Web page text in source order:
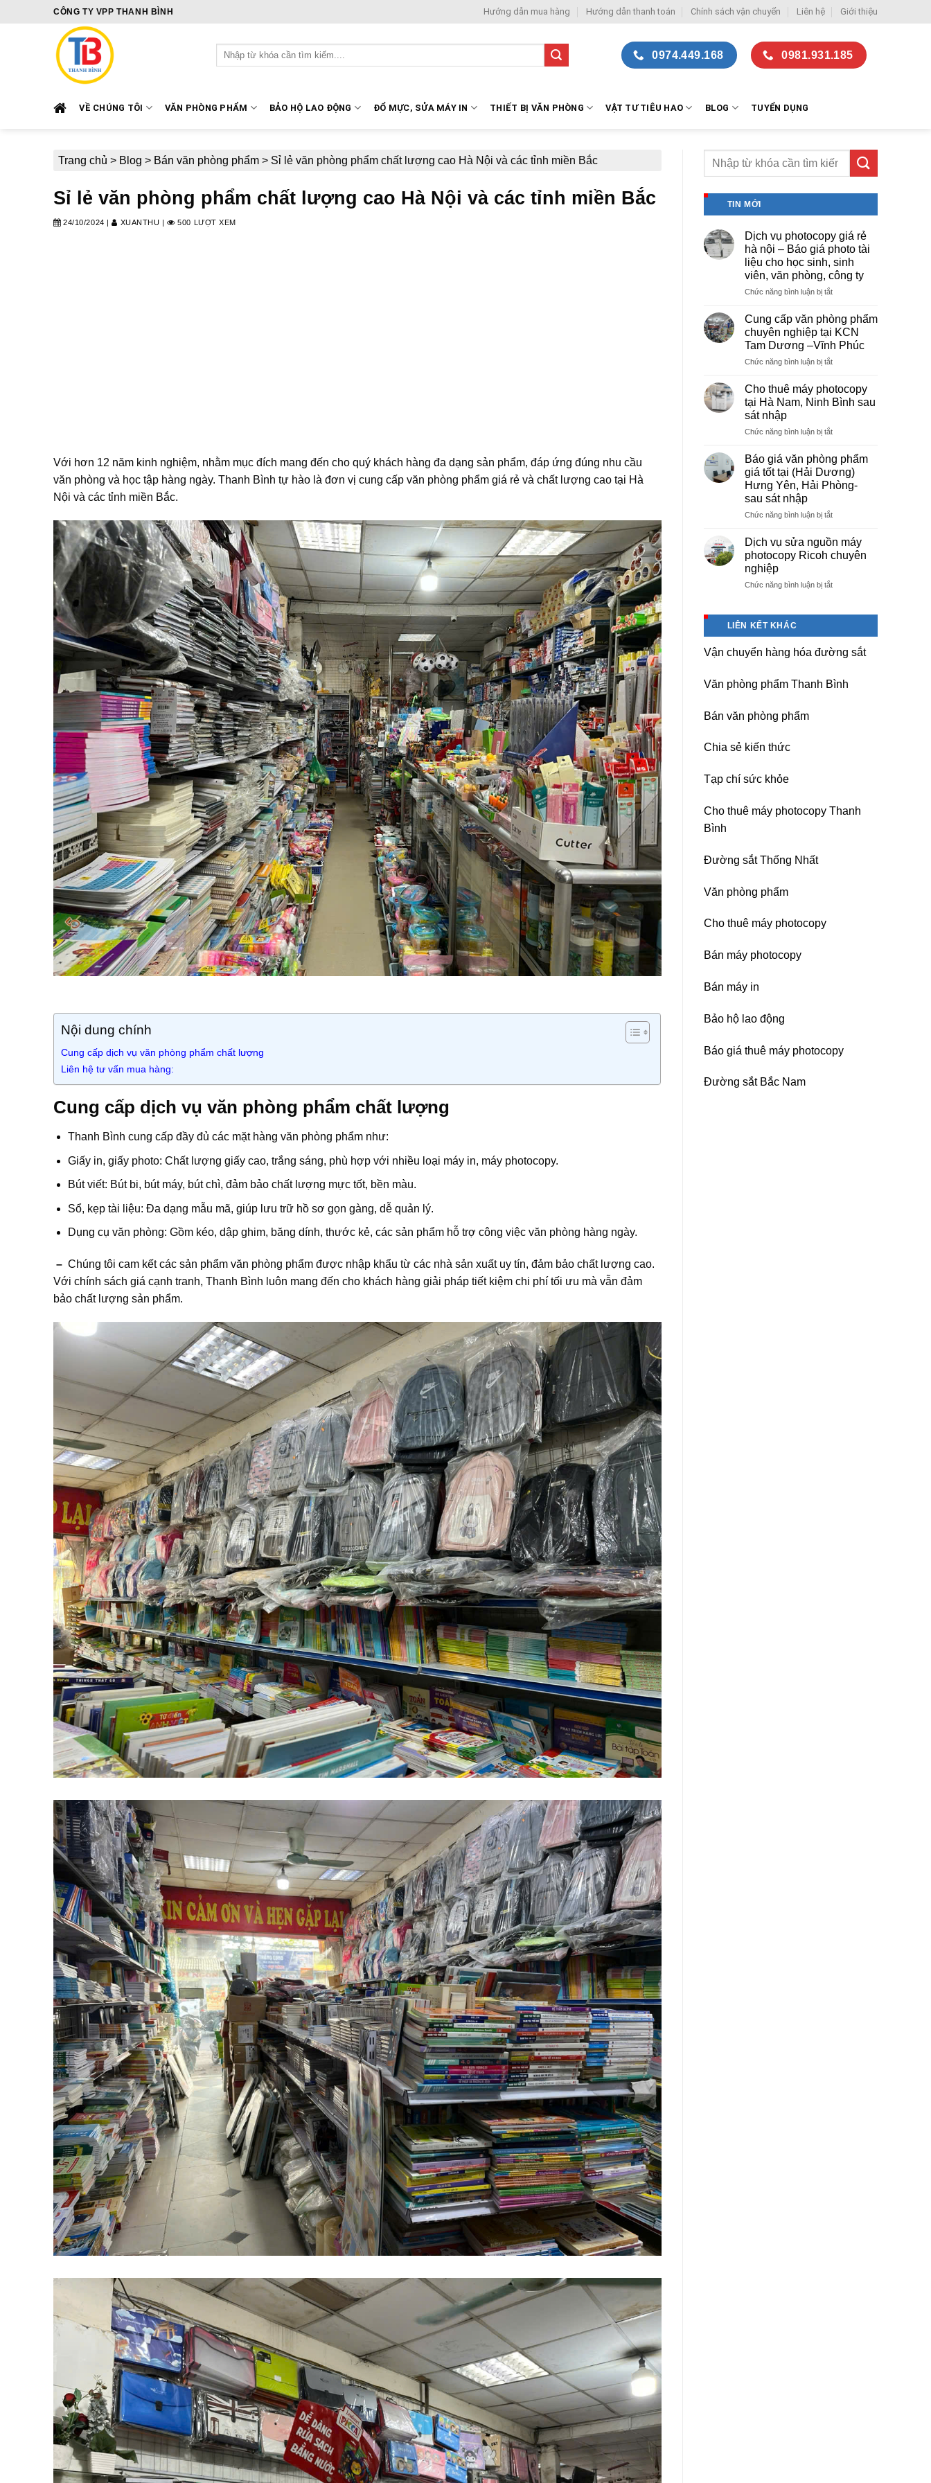
CÔNG TY VPP THANH BÌNH Hướng dẫn mua hàng Hướng dẫn thanh toán Chính sách vận chuyển Liên hệ Giới thiệu
Tìm
kiếm:
0974.449.168 0981.931.185
VỀ CHÚNG TÔI VĂN PHÒNG PHẨM BẢO HỘ LAO ĐỘNG ĐỔ MỰC, SỬA MÁY IN THIẾT BỊ VĂN PHÒNG VẬT TƯ TIÊU HAO BLOG TUYỂN DỤNG
Trang chủ > Blog > Bán văn phòng phẩm > Sỉ lẻ văn phòng phẩm chất lượng cao Hà Nội và các tỉnh miền Bắc
Sỉ lẻ văn phòng phẩm chất lượng cao Hà Nội và các tỉnh miền Bắc
24/10/2024 | XUANTHU | 500 LƯỢT XEM
Với hơn 12 năm kinh nghiệm, nhằm mục đích mang đến cho quý khách hàng đa dạng sản phẩm, đáp ứng đúng nhu cầu
văn phòng và học tập hàng ngày. Thanh Bình tự hào là đơn vị cung cấp văn phòng phẩm giá rẻ và chất lượng cao tại Hà
Nội và các tỉnh miền Bắc.
Nội dung chính
Cung cấp dịch vụ văn phòng phẩm chất lượng
Liên hệ tư vấn mua hàng:
Cung cấp dịch vụ văn phòng phẩm chất lượng
Thanh Bình cung cấp đầy đủ các mặt hàng văn phòng phẩm như:
Giấy in, giấy photo: Chất lượng giấy cao, trắng sáng, phù hợp với nhiều loại máy in, máy photocopy.
Bút viết: Bút bi, bút máy, bút chì, đảm bảo chất lượng mực tốt, bền màu.
Sổ, kẹp tài liệu: Đa dạng mẫu mã, giúp lưu trữ hồ sơ gọn gàng, dễ quản lý.
Dụng cụ văn phòng: Gồm kéo, dập ghim, băng dính, thước kẻ, các sản phẩm hỗ trợ công việc văn phòng hàng ngày.
– Chúng tôi cam kết các sản phẩm văn phòng phẩm được nhập khẩu từ các nhà sản xuất uy tín, đảm bảo chất lượng cao.
Với chính sách giá cạnh tranh, Thanh Bình luôn mang đến cho khách hàng giải pháp tiết kiệm chi phí tối ưu mà vẫn đảm
bảo chất lượng sản phẩm.
TIN MỚI
Dịch vụ photocopy giá rẻ
hà nội – Báo giá photo tài
liệu cho học sinh, sinh
viên, văn phòng, công ty
Chức năng bình luận bị tắtở
vụ
photocopy
giá
rẻ
hà
–
Báo
giá
tài
cho
học
sinh,
sinh
văn
công
ty
Cung cấp văn phòng phẩm
chuyên nghiệp tại KCN
Tam Dương –Vĩnh Phúc
Chức năng bình luận bị tắtở
cấp
văn
phòng
chuyên
tại
KCN
Tam
Dương
Vĩnh
Cho thuê máy photocopy
tại Hà Nam, Ninh Bình sau
sát nhập
Chức năng bình luận bị tắtở
máy
photocopy
tại
Nam,
sau
sát
Báo giá văn phòng phẩm
giá tốt tại (Hải Dương)
Hưng Yên, Hải Phòng-
sau sát nhập
Chức năng bình luận bị tắtở
văn
phòng
giá
Yên,
Phòng-
sau
Dịch vụ sửa nguồn máy
photocopy Ricoh chuyên
nghiệp
Chức năng bình luận bị tắtở
photocopy
chuyên
nghiệp
LIÊN KẾT KHÁC
Vận chuyển hàng hóa đường sắt
Văn phòng phẩm Thanh Bình
Bán văn phòng phẩm
Chia sẻ kiến thức
Tạp chí sức khỏe
Cho thuê máy photocopy Thanh
Bình
Đường sắt Thống Nhất
Văn phòng phẩm
Cho thuê máy photocopy
Bán máy photocopy
Bán máy in
Bảo hộ lao động
Báo giá thuê máy photocopy
Đường sắt Bắc Nam